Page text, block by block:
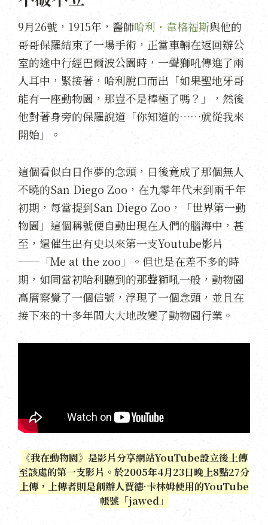
9月26號，1915年，醫師哈利・韋格福斯與他的
哥哥保羅結束了一場手術，正當車輛在返回辦公
室的途中行經巴爾波公園時，一聲獅吼傳進了兩
人耳中，緊接著，哈利脫口而出「如果聖地牙哥
能有一座動物園，那豈不是棒極了嗎？」，然後
他對著身旁的保羅說道「你知道的……就從我來
開始」。
這個看似白日作夢的念頭，日後竟成了那個無人
不曉的San Diego Zoo，在九零年代末到兩千年
初期，每當提到San Diego Zoo，「世界第一動
物園」這個稱號便自動出現在人們的腦海中，甚
至，還催生出有史以來第一支Youtube影片
──「Me at the zoo」。但也是在差不多的時
期，如同當初哈利聽到的那聲獅吼一般，動物園
高層察覺了一個信號，浮現了一個念頭，並且在
接下來的十多年間大大地改變了動物園行業。
《我在動物園》是影片分享網站YouTube設立後上傳
至該處的第一支影片。於2005年4月23日晚上8點27分
上傳，上傳者則是創辦人賈德·卡林姆使用的YouTube
帳號「jawed」